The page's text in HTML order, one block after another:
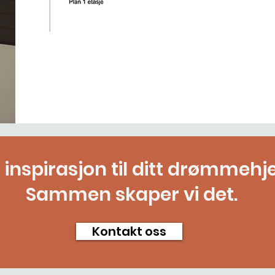
inspirasjon til ditt
Sammen skaper vi det.
Kontakt oss